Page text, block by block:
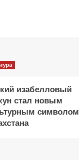
изабелловый
стал новым
символом